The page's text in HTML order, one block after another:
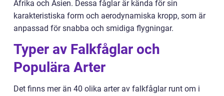
Afrika och Asien. Dessa fåglar är kända för sin
karakteristiska form och aerodynamiska kropp, som är
anpassad för snabba och smidiga flygningar.
Typer av Falkfåglar och
Populära Arter
Det finns mer än 40 olika arter av falkfåglar runt om i